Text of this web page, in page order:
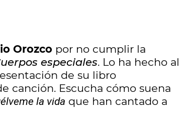
Orozco por no cumplir la
especiales. Lo ha hecho al
de su libro
canción. Escucha cómo suena
la vida que han cantado a